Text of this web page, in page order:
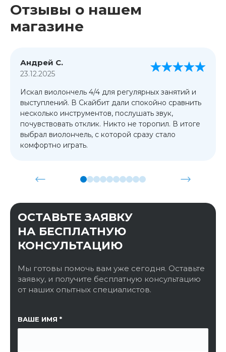
Отзывы о нашем
магазине
Андрей С.
23.12.2025
Искал виолончель 4/4 для регулярных занятий и
выступлений. В Скайбит дали спокойно сравнить
несколько инструментов, послушать звук,
почувствовать отклик. Никто не торопил. В итоге
выбрал виолончель, с которой сразу стало
комфортно играть.
ОСТАВЬТЕ ЗАЯВКУ
НА БЕСПЛАТНУЮ
КОНСУЛЬТАЦИЮ
Мы готовы помочь вам уже сегодня. Оставьте
заявку, и получите бесплатную консультацию
от наших опытных специалистов.
ВАШЕ ИМЯ
ССЫЛКА НА СТРАНИЦУ